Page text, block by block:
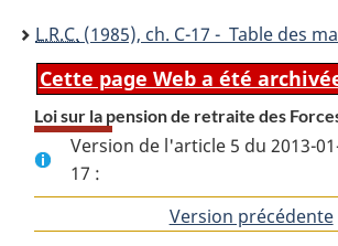
L.R.C. (1985), ch. C-17 - Table des
Cette page Web a été
Loi sur la pension de retraite des
Version de l'article 5 du 2013-
17 :
Version précédente